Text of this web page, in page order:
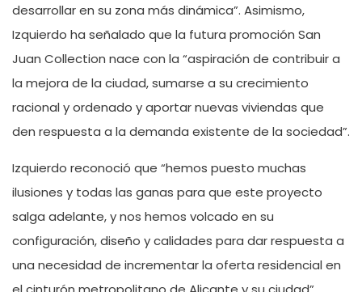
desarrollar en su zona más dinámica”. Asimismo,
Izquierdo ha señalado que la futura promoción San
Juan Collection nace con la “aspiración de contribuir a
la mejora de la ciudad, sumarse a su crecimiento
racional y ordenado y aportar nuevas viviendas que
den respuesta a la demanda existente de la sociedad”.
Izquierdo reconoció que “hemos puesto muchas
ilusiones y todas las ganas para que este proyecto
salga adelante, y nos hemos volcado en su
configuración, diseño y calidades para dar respuesta a
una necesidad de incrementar la oferta residencial en